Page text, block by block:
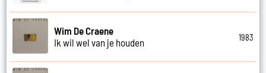
Wim De Craene
Ik wil wel van je houden
1983